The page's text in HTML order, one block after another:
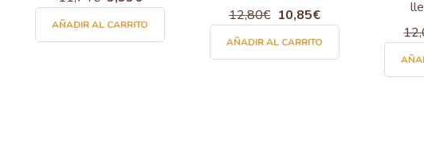
original
precio
actual
AÑADIR AL CARRITO
12,80€ El
original
10,85€El
precio
actual
AÑADIR AL CARRITO